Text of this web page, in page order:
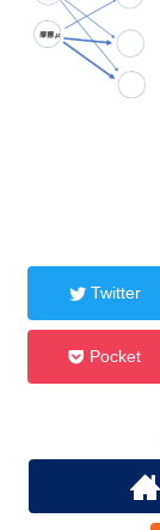
Twitter
Pocket